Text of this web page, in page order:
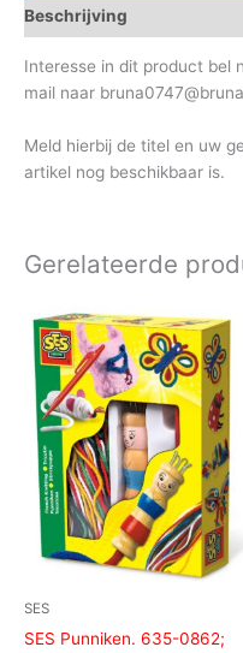
Beschrijving
Interesse in dit product bel
mail naar
Meld hierbij de titel en uw
artikel nog beschikbaar is.
Gerelateerde
SES
SES Punniken. 635-0862;